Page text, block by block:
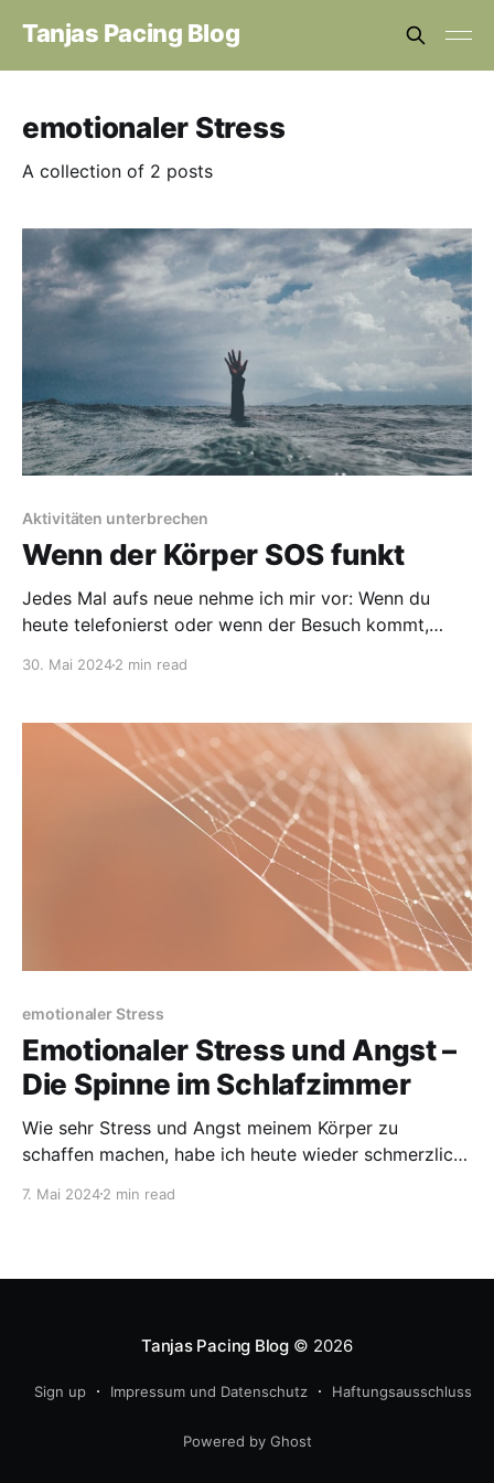
Tanjas Pacing Blog
emotionaler Stress
A collection of 2 posts
Aktivitäten unterbrechen
Wenn der Körper SOS funkt
Jedes Mal aufs neue nehme ich mir vor: Wenn du
heute telefonierst oder wenn der Besuch kommt,
klingelt das Telefonat
30. Mai 20242 min read
emotionaler Stress
Emotionaler Stress und Angst –
Die Spinne im Schlafzimmer
Wie sehr Stress und Angst meinem Körper zu
schaffen machen, habe ich heute wieder schmerzlich
in meinem Schlafzimmer an der Decke gesehen. Mit
Da mein Mann
7. Mai 20242 min read
Tanjas Pacing Blog© 2026
Sign up Impressum und Datenschutz Haftungsausschluss
Powered by Ghost